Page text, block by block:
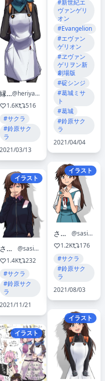
縁山
@heriyama
1.6K
516
#サクラ
#鈴原サク
ラ
2021/03/13
イラスト
さしみ
@sasihmi
1.4K
232
#サクラ
#鈴原サク
ラ
2021/11/21
イラスト
#新世紀エ
ヴァンゲリ
オン
#Evangelion
#エヴァン
ゲリオン
#ヱヴァン
ゲリヲン新
劇場版
#碇シンジ
#葛城ミサ
ト
#葛城
#鈴原サク
ラ
2021/04/04
イラスト
さしみ
@sasihmi
1.2K
176
#サクラ
#鈴原サク
ラ
2021/08/03
イラスト